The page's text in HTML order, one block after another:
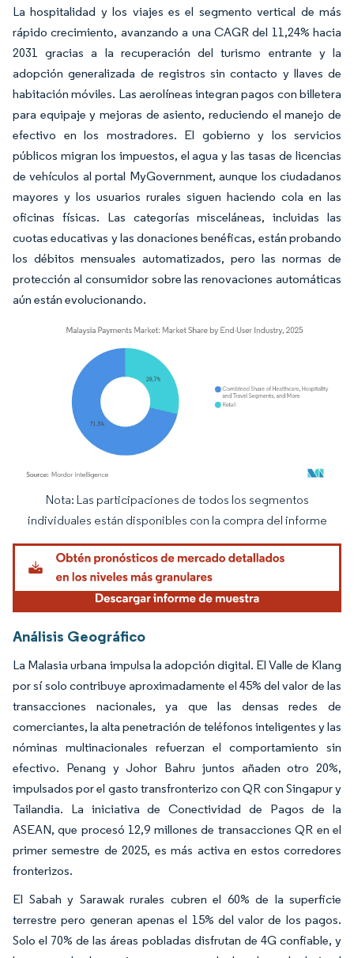
La hospitalidad y los viajes es el segmento vertical de más
rápido crecimiento, avanzando a una CAGR del 11,24% hacia
2031 gracias a la recuperación del turismo entrante y la
adopción generalizada de registros sin contacto y llaves de
habitación móviles. Las aerolíneas integran pagos con billetera
para equipaje y mejoras de asiento, reduciendo el manejo de
efectivo en los mostradores. El gobierno y los servicios
públicos migran los impuestos, el agua y las tasas de licencias
de vehículos al portal MyGovernment, aunque los ciudadanos
mayores y los usuarios rurales siguen haciendo cola en las
oficinas físicas. Las categorías misceláneas, incluidas las
cuotas educativas y las donaciones benéficas, están probando
los débitos mensuales automatizados, pero las normas de
protección al consumidor sobre las renovaciones automáticas
aún están evolucionando.
Imagen © Mordor Intelligence. El uso requiere atribución según CC BY 4.0.
Nota: Las participaciones de todos los segmentos
individuales están disponibles con la compra del informe
Análisis Geográfico
La Malasia urbana impulsa la adopción digital. El Valle de Klang
por sí solo contribuye aproximadamente el 45% del valor de las
transacciones nacionales, ya que las densas redes de
comerciantes, la alta penetración de teléfonos inteligentes y las
nóminas multinacionales refuerzan el comportamiento sin
efectivo. Penang y Johor Bahru juntos añaden otro 20%,
impulsados por el gasto transfronterizo con QR con Singapur y
Tailandia. La iniciativa de Conectividad de Pagos de la
ASEAN, que procesó 12,9 millones de transacciones QR en el
primer semestre de 2025, es más activa en estos corredores
fronterizos.
El Sabah y Sarawak rurales cubren el 60% de la superficie
terrestre pero generan apenas el 15% del valor de los pagos.
Solo el 70% de las áreas pobladas disfrutan de 4G confiable, y